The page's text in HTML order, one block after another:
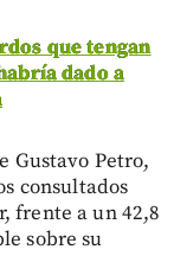
que tengan
dado a
Gustavo Petro,
consultados
frente a un 42,8
sobre su